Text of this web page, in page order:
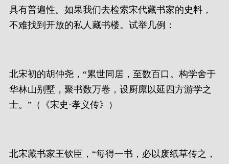
具有普遍性。如果我们去检索宋代藏书家的史料，
不难找到开放的私人藏书楼。试举几例：
北宋初的胡仲尧，“累世同居，至数百口。构学舍于
华林山别墅，聚书数万卷，设厨廪以延四方游学之
士。”（《宋史·孝义传》）
北宋藏书家王钦臣，“每得一书，必以废纸草传之，